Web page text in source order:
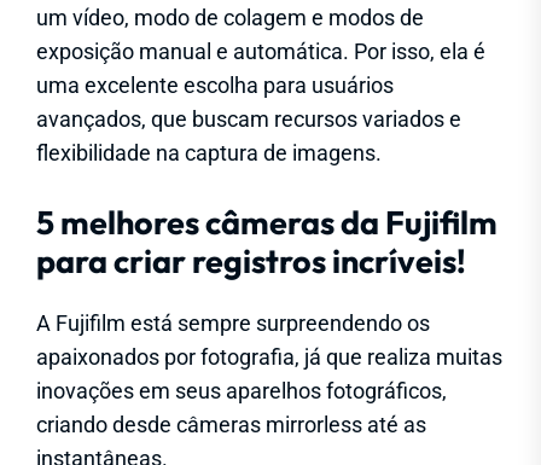
um vídeo, modo de colagem e modos de
exposição manual e automática. Por isso, ela é
uma excelente escolha para usuários
avançados, que buscam recursos variados e
flexibilidade na captura de imagens.
5 melhores câmeras da Fujifilm
para criar registros incríveis!
A Fujifilm está sempre surpreendendo os
apaixonados por fotografia, já que realiza muitas
inovações em seus aparelhos fotográficos,
criando desde câmeras mirrorless até as
instantâneas.